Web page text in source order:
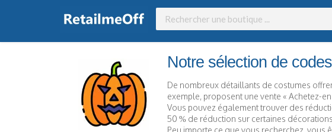
Notre sélection de
De nombreux détaillants de costumes
exemple, proposent une vente « Achetez-
Vous pouvez également trouver des
50 % de réduction sur certaines